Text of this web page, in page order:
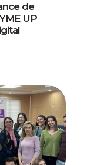
de
UP